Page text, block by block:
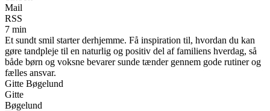
Mail
RSS
7 min
Et sundt smil starter derhjemme. Få inspiration til, hvordan du kan
gøre tandpleje til en naturlig og positiv del af familiens hverdag, så
både børn og voksne bevarer sunde tænder gennem gode rutiner og
fælles ansvar.
Gitte Bøgelund
Gitte
Bøgelund